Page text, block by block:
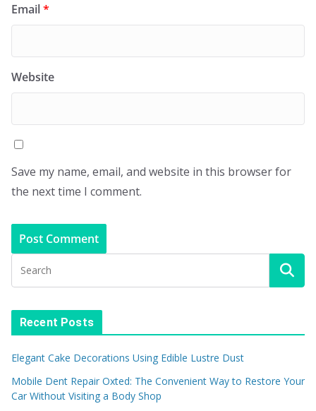
Email*
Website
Save my name, email, and website in this browser for
the next time I comment.
Recent Posts
Elegant Cake Decorations Using Edible Lustre Dust
Mobile Dent Repair Oxted: The Convenient Way to Restore Your
Car Without Visiting a Body Shop